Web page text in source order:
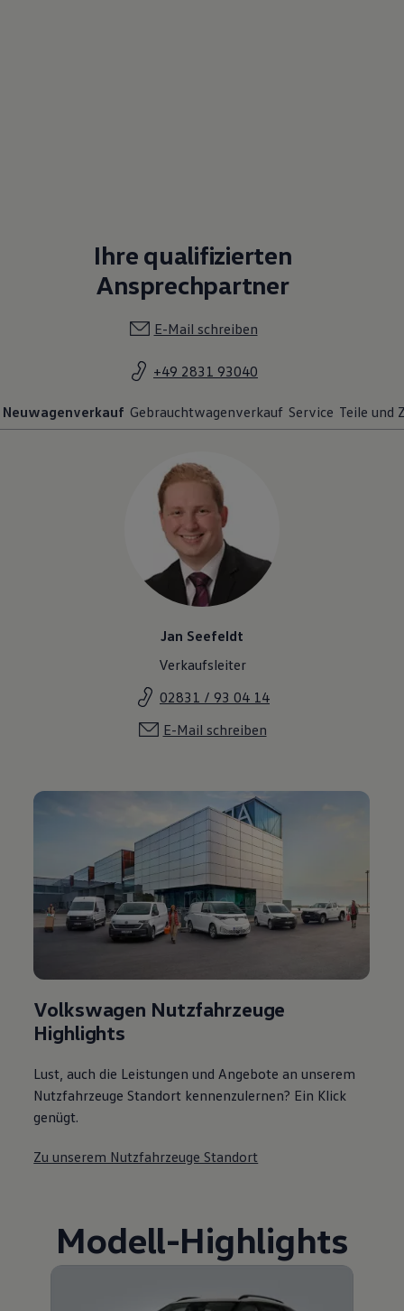
Ihre qualifizierten
Ansprechpartner
E-Mail schreiben
+49 2831 93040
Neuwagenverkauf Gebrauchtwagenverkauf Service Teile und
Jan Seefeldt
Verkaufsleiter
02831 / 93 04 14
E-Mail schreiben
Volkswagen Nutzfahrzeuge
Highlights
Lust, auch die Leistungen und Angebote an unserem
Nutzfahrzeuge Standort kennenzulernen? Ein Klick
genügt.
Zu unserem Nutzfahrzeuge Standort
Modell-Highlights